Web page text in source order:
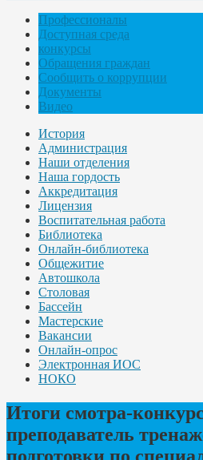
Профессионалы
Доступная среда
конкурсы
Обращения граждан
Сообщить о коррупции
Документы
Видео
История
Администрация
Наши отделения
Наша гордость
Аккредитация
Лицензия
Воспитательная работа
Библиотека
Онлайн-библиотека
Общежитие
Автошкола
Столовая
Бассейн
Мастерские
Вакансии
Онлайн-опрос
Электронная ИОС
НОКО
Итоги смотра-
преподаватель
подготовки по